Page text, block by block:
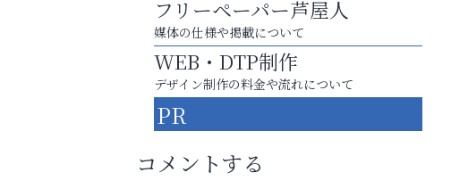
フリーペーパー芦屋人
媒体の仕様や掲載について
WEB・DTP制作
デザイン制作の料金や流れについて
PR
コメントする